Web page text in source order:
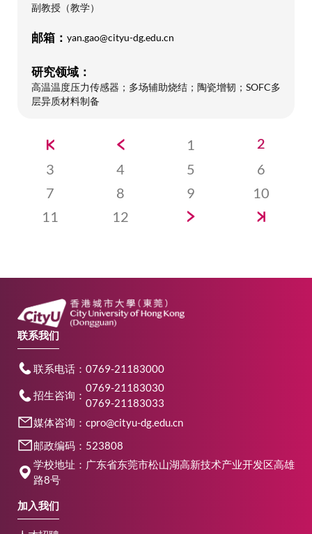
副教授（教学）
邮箱： yan.gao@cityu-dg.edu.cn
研究领域：
高温温度压力传感器；多场辅助烧结；陶瓷增韧；SOFC多
层异质材料制备
首
前
页
Page
1
当
页
2
Page
3 Page
4 Page
5 Page
6
Page
7 Page
8 Page
9 Page
10
Page
11 Page
12
下
末
联系我们
联系电话：0769-21183000
招生咨询：
0769-21183030
0769-21183033
媒体咨询：cpro@cityu-dg.edu.cn
邮政编码：523808
学校地址：广东省东莞市松山湖高新技术产业开发区高雄
路8号
加入我们